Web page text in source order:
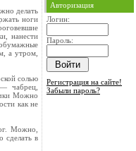
делать
ноги
нанести
а утром,
солью
чабрец,
Можно
как не
Можно,
сделать в
Авторизация
Логин:
Пароль:
Регистрация на сайте!
Забыли пароль?